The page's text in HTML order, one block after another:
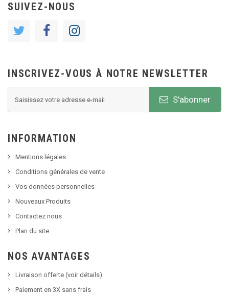
SUIVEZ-NOUS
INSCRIVEZ-VOUS À NOTRE NEWSLETTER
S'abonner
INFORMATION
Mentions légales
Conditions générales de vente
Vos données personnelles
Nouveaux Produits
Contactez nous
Plan du site
NOS AVANTAGES
Livraison offerte (voir détails)
Paiement en 3X sans frais